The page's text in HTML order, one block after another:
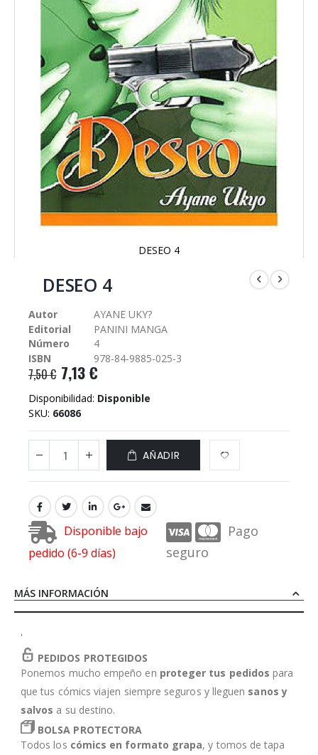
DESEO 4
comienzo
galería
imágenes
DESEO 4
Autor
AYANE UKY?
Editorial
PANINI MANGA
Número
4
ISBN
978-84-9885-025-3
7,50 € 7,13 €
Disponibilidad: Disponible
SKU 66086
AÑADIR
Disponible bajo
pedido (6-9 días)
Pago
seguro
MÁS INFORMACIÓN
'
PEDIDOS PROTEGIDOS
Ponemos mucho empeño en proteger tus pedidos para
que tus cómics viajen siempre seguros y lleguen sanos y
salvos a su destino.
BOLSA PROTECTORA
Todos los cómics en formato grapa, y tomos de tapa